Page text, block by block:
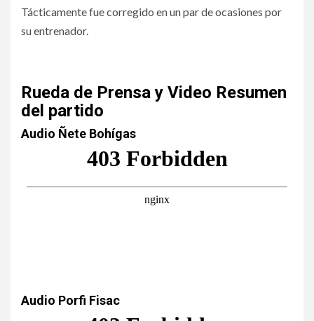
Tácticamente fue corregido en un par de ocasiones por
su entrenador.
Rueda de Prensa y Video Resumen
del partido
Audio Ñete Bohígas
Audio Porfi Fisac